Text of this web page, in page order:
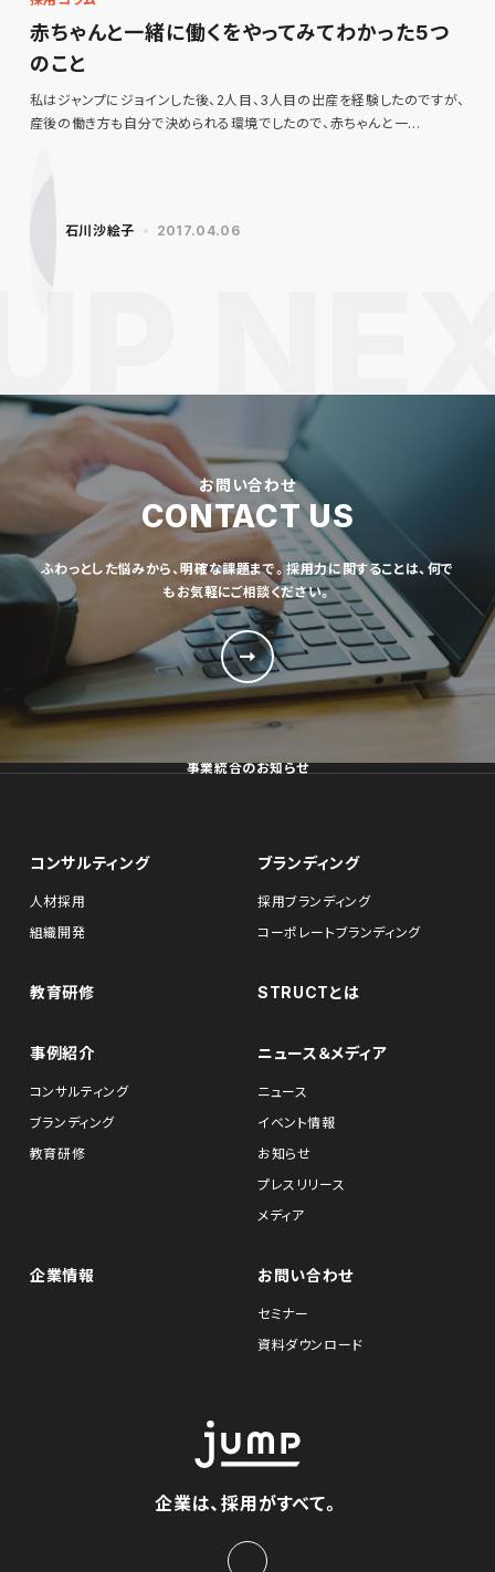
赤ちゃんと一緒に働くをやってみてわかった5つ
のこと
私はジャンプにジョインした後、2人目、3人目の出産を経験したのですが、
産後の働き方も自分で決められる環境でしたので、赤ちゃんと一…
石川沙絵子 2017.04.06
お問い合わせ
CONTACT US
ふわっとした悩みから、明確な課題まで。採用力に関することは、何で
もお気軽にご相談ください。
事業統合のお知らせ
コンサルティング
人材採用
組織開発
ブランディング
採用ブランディング
コーポレートブランディング
教育研修 STRUCTとは
事例紹介
コンサルティング
ブランディング
教育研修
ニュース＆メディア
ニュース
イベント情報
お知らせ
プレスリリース
メディア
企業情報 お問い合わせ
セミナー
資料ダウンロード
企業は、採用がすべて。